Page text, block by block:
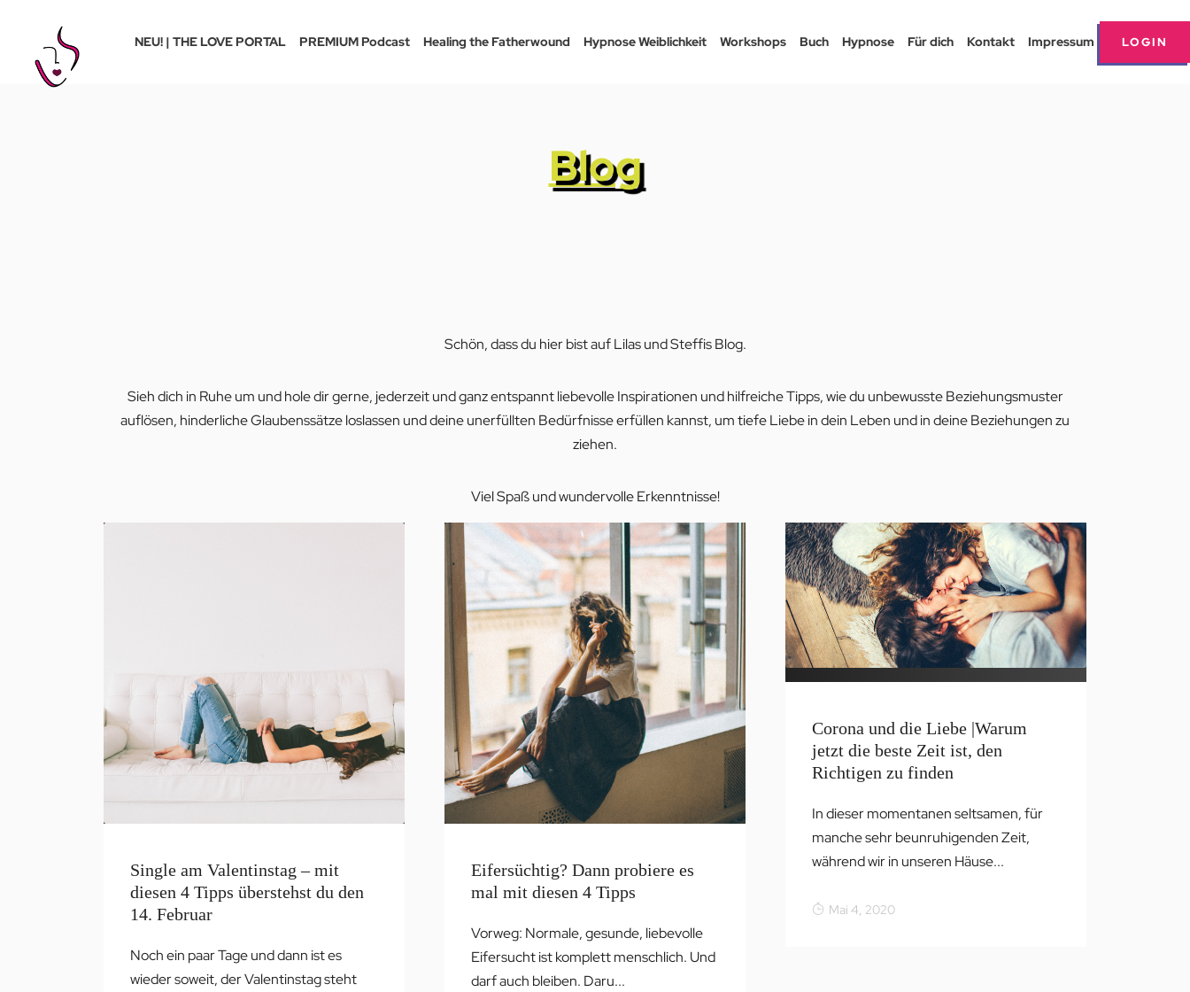
NEU! | THE LOVE PORTAL PREMIUM Podcast Healing the Fatherwound Hypnose Weiblichkeit Workshops Buch Hypnose Für dich Kontakt Impressum LOGIN
Blog
Schön, dass du hier bist auf Lilas und Steffis Blog.
Sieh dich in Ruhe um und hole dir gerne, jederzeit und ganz entspannt liebevolle Inspirationen und hilfreiche Tipps, wie du unbewusste Beziehungsmuster
auflösen, hinderliche Glaubenssätze loslassen und deine unerfüllten Bedürfnisse erfüllen kannst, um tiefe Liebe in dein Leben und in deine Beziehungen zu
ziehen.
Viel Spaß und wundervolle Erkenntnisse!
Single am Valentinstag – mit
diesen 4 Tipps überstehst du den
14. Februar
Noch ein paar Tage und dann ist es
wieder soweit, der Valentinstag steht
Eifersüchtig? Dann probiere es
mal mit diesen 4 Tipps
Vorweg: Normale, gesunde, liebevolle
Eifersucht ist komplett menschlich. Und
darf auch bleiben. Daru...
Corona und die Liebe |Warum
jetzt die beste Zeit ist, den
Richtigen zu finden
In dieser momentanen seltsamen, für
manche sehr beunruhigenden Zeit,
während wir in unseren Häuse...
Mai 4, 2020